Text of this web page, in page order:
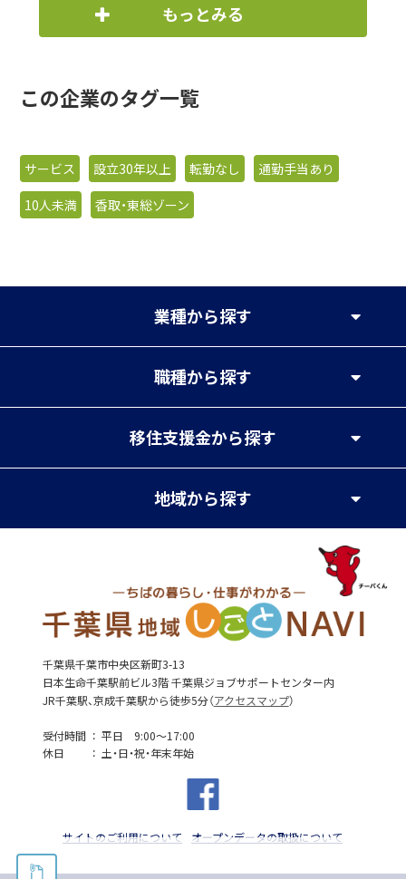
もっとみる
この企業のタグ一覧
サービス 設立30年以上 転勤なし
通勤手当あり
10人未満
香取・東総ゾーン
業種から探す
職種から探す
移住支援金から探す
地域から探す
千葉県千葉市中央区新町3-13
日本生命千葉駅前ビル3階 千葉県ジョブサポートセンター内
JR千葉駅、京成千葉駅から徒歩5分（アクセスマップ）
受付時間
平日 9:00～17:00
休日
土・日・祝・年末年始
サイトのご利用について オープンデータの取扱について